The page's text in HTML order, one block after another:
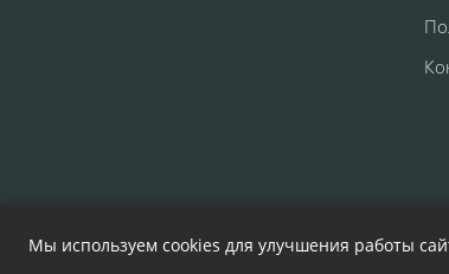
Информация на сайте носит
Мы используем cookies для улучшения работы